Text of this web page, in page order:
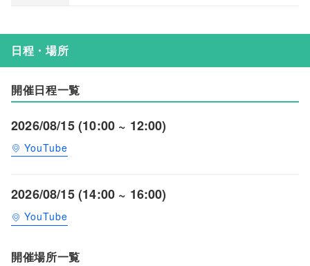
日程・場所
開催日程一覧
2026/08/15 (10:00 ~ 12:00)
YouTube
2026/08/15 (14:00 ~ 16:00)
YouTube
開催場所一覧